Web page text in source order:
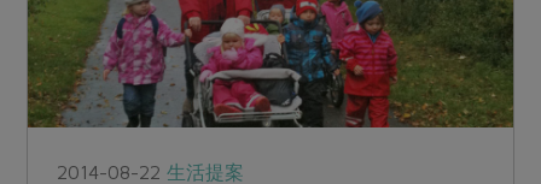
2014-08-22生活提案